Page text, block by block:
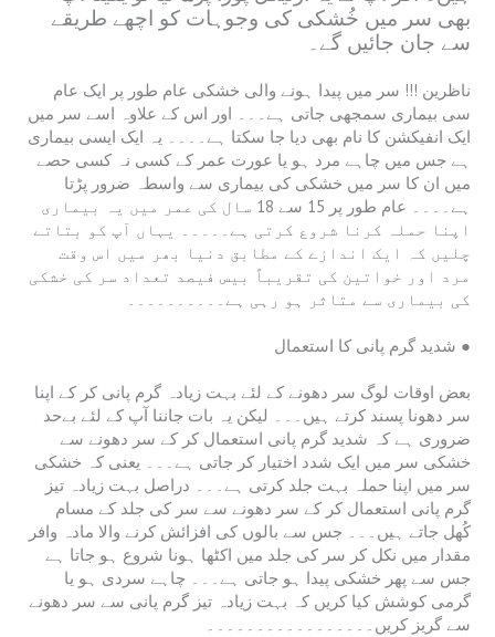
بھی سر میں خُشکی کی وجوہات کو اچھے طریقے
سے جان جائیں گے۔
ناظرین !!! سر میں پیدا ہونے والی خشکی عام طور پر ایک عام
سی بیماری سمجھی جاتی ہے۔۔۔ اور اس کے علاوہ اسے سر میں
ایک انفیکشن کا نام بھی دیا جا سکتا ہے۔۔۔۔ یہ ایک ایسی بیماری
ہے جس میں چاہے مرد ہو یا عورت عمر کے کسی نہ کسی حصے
میں ان کا سر میں خشکی کی بیماری سے واسطہ ضرور پڑتا
ہے۔۔۔۔ عام طور پر 15 سے 18 سال کی عمر میں یہ بیماری
اپنا حملہ کرنا شروع کرتی ہے۔۔۔۔۔ یہاں آپ کو بتاتے
چلیں کہ ایک اندازے کے مطابق دنیا بھر میں اس وقت
مرد اور خواتین کی تقریباً بیس فیصد تعداد سر کی خشکی
کی بیماری سے متاثر ہو رہی ہے۔۔۔۔۔۔۔۔۔۔
شدید گرم پانی کا استعمال ●
بعض اوقات لوگ سر دھونے کے لئے بہت زیادہ گرم پانی کر کے اپنا
سر دھونا پسند کرتے ہیں۔۔۔ لیکن یہ بات جاننا آپ کے لئے بےحد
ضروری ہے کہ شدید گرم پانی استعمال کر کے سر دھونے سے
خشکی سر میں ایک شدد اختیار کر جاتی ہے۔۔۔ یعنی کہ خشکی
سر میں اپنا حملہ بہت جلد کرتی ہے۔۔۔ دراصل بہت زیادہ تیز
گرم پانی استعمال کر کے سر دھونے سے سر کی جلد کے مسام
کُھل جاتے ہیں۔۔۔ جس سے بالوں کی افزائش کرنے والا مادہ وافر
مقدار میں نکل کر سر کی جلد میں اکٹھا ہونا شروع ہو جاتا ہے
جس سے پھر خشکی پیدا ہو جاتی ہے۔۔۔ چاہے سردی ہو یا
گرمی کوشش کیا کریں کہ بہت زیادہ تیز گرم پانی سے سر دھونے
سے گریز کریں۔۔۔۔۔۔۔۔۔۔۔۔۔۔۔۔۔